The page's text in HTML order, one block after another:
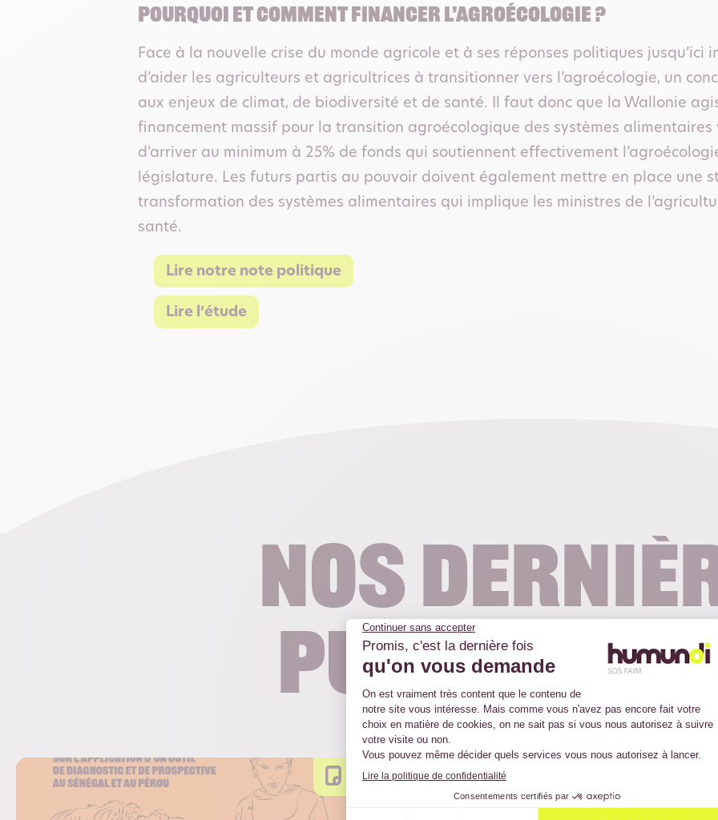
Pourquoi et comment financer l’agroécologie ?
Face à la nouvelle crise du monde agricole et à ses réponses politiques jusqu’ici
d’aider les agriculteurs et agricultrices à transitionner vers l’agroécologie, un
aux enjeux de climat, de biodiversité et de santé. Il faut donc que la Wallonie
financement massif pour la transition agroécologique des systèmes alimentaires
d’arriver au minimum à 25% de fonds qui soutiennent effectivement
législature. Les futurs partis au pouvoir doivent également mettre en place une
transformation des systèmes alimentaires qui implique les ministres de
santé.
Lire notre note politique
Lire l’étude
Nos